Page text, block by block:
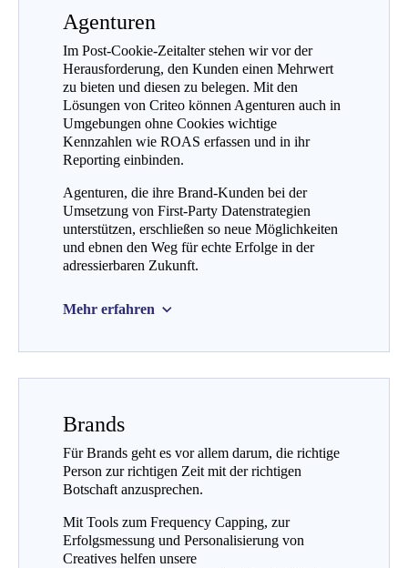
Agenturen
Im Post-Cookie-Zeitalter stehen wir vor der
Herausforderung, den Kunden einen Mehrwert
zu bieten und diesen zu belegen. Mit den
Lösungen von Criteo können Agenturen auch in
Umgebungen ohne Cookies wichtige
Kennzahlen wie ROAS erfassen und in ihr
Reporting einbinden.
Agenturen, die ihre Brand-Kunden bei der
Umsetzung von First-Party Datenstrategien
unterstützen, erschließen so neue Möglichkeiten
und ebnen den Weg für echte Erfolge in der
adressierbaren Zukunft.
Mehr erfahren
Brands
Für Brands geht es vor allem darum, die richtige
Person zur richtigen Zeit mit der richtigen
Botschaft anzusprechen.
Mit Tools zum Frequency Capping, zur
Erfolgsmessung und Personalisierung von
Creatives helfen unsere